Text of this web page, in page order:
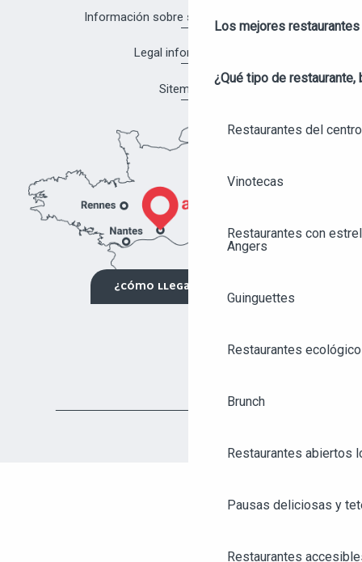
ANGERS CITY PASS
Los mejores
¿Qué tipo de restaurante,
Restaurantes del
Vinotecas
Restaurantes con
Angers
Guinguettes
Restaurantes
Brunch
Restaurantes abiertos
Pausas deliciosas y
Restaurantes
Información sobre salud y seguridad
Legal information
Sitemap
¿CÓMO LLEGAR?